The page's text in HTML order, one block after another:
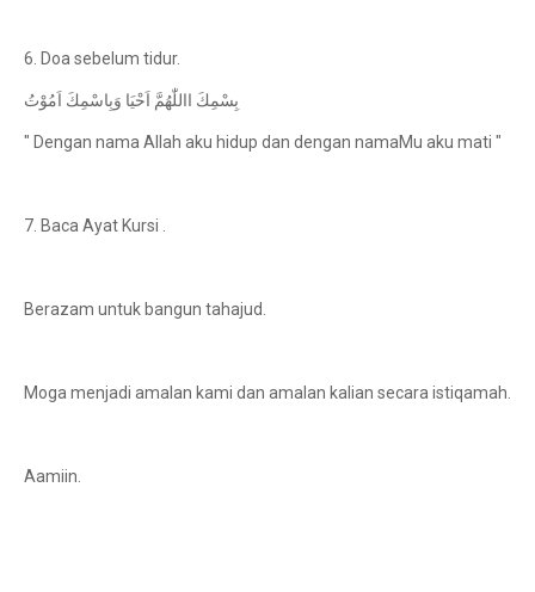
6. Doa sebelum tidur.
بِسْمِكَ االلّٰهُمَّ اَحْيَا وَبِاسْمِكَ اَمُوْتُ
" Dengan nama Allah aku hidup dan dengan namaMu aku mati "
7. Baca Ayat Kursi .
Berazam untuk bangun tahajud.
Moga menjadi amalan kami dan amalan kalian secara istiqamah.
Aamiin.